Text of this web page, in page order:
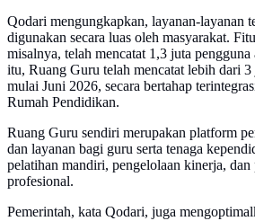
Qodari mengungkapkan, layanan-layanan
digunakan secara luas oleh masyarakat.
misalnya, telah mencatat 1,3 juta
itu, Ruang Guru telah mencatat lebih dari
mulai Juni 2026, secara bertahap
Rumah Pendidikan.
Ruang Guru sendiri merupakan platform
dan layanan bagi guru serta tenaga
pelatihan mandiri, pengelolaan kinerja, dan
profesional.
Pemerintah, kata Qodari, juga